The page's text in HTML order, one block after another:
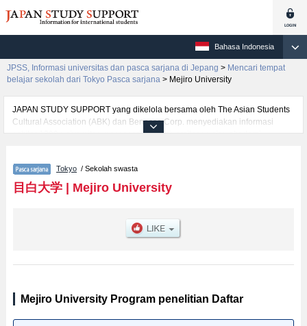
Bahasa Indonesia
JPSS, Informasi universitas dan pasca sarjana di Jepang > Mencari tempat
belajar sekolah dari Tokyo Pasca sarjana > Mejiro University
JAPAN STUDY SUPPORT yang dikelola bersama oleh The Asian Students
Cultural Association (ABK) dan Benesse Corp. menyediakan informasi
sekitar 1300 universitas, pascasarjana, universitas yunior, akademi
per jurusan riset seperti %% research %%, serta berbagai informasi yang
berguna bagi mahasiswa(i) mancanegara seperti kuota untuk jumlah
pendaftar dan jumlah kelulusan ujian masuk mahasiswa(i) mancanegara,
lainnya. Silakan memanfaatkannya.
Tokyo / Sekolah swasta
目白大学| Mejiro University
Mejiro University Program penelitian Daftar